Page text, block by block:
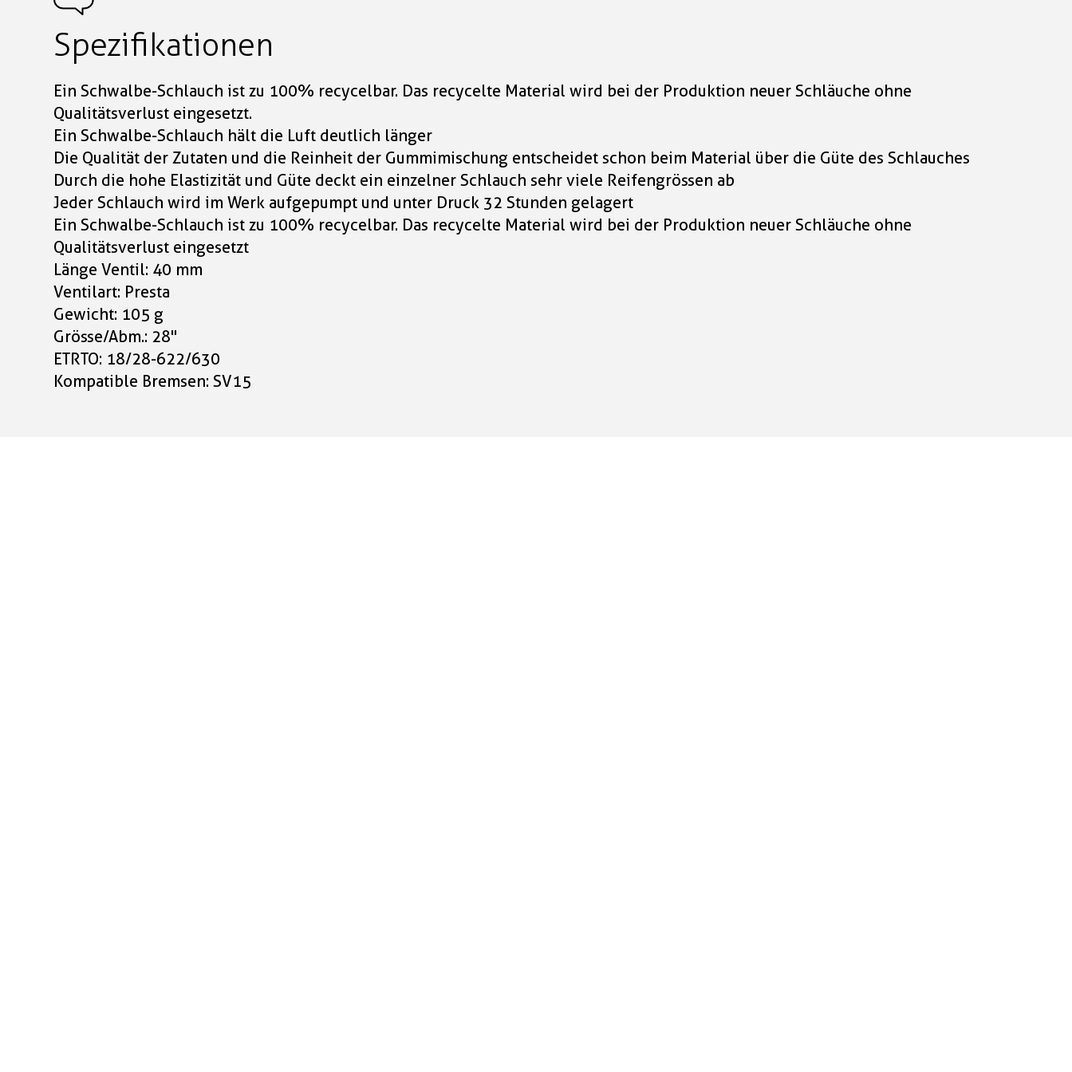
Spezifikationen
Ein Schwalbe-Schlauch ist zu 100% recycelbar. Das recycelte Material wird bei der Produktion neuer Schläuche ohne
Qualitätsverlust eingesetzt.
Ein Schwalbe-Schlauch hält die Luft deutlich länger
Die Qualität der Zutaten und die Reinheit der Gummimischung entscheidet schon beim Material über die Güte des Schlauches
Durch die hohe Elastizität und Güte deckt ein einzelner Schlauch sehr viele Reifengrössen ab
Jeder Schlauch wird im Werk aufgepumpt und unter Druck 32 Stunden gelagert
Ein Schwalbe-Schlauch ist zu 100% recycelbar. Das recycelte Material wird bei der Produktion neuer Schläuche ohne
Qualitätsverlust eingesetzt
Länge Ventil: 40 mm
Ventilart: Presta
Gewicht: 105 g
Grösse/Abm.: 28"
ETRTO: 18/28-622/630
Kompatible Bremsen: SV15